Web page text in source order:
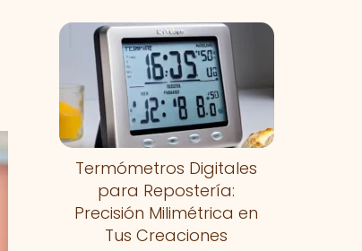
Termómetros Digitales
para Repostería:
Precisión Milimétrica en
Tus Creaciones